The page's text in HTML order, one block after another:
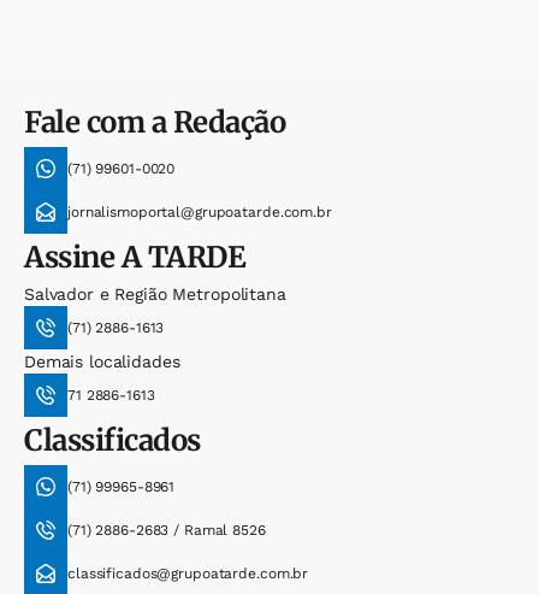
Fale com a Redação
(71) 99601-0020
jornalismoportal@grupoatarde.com.br
AssineA TARDE
Salvador e Região Metropolitana
(71) 2886-1613
Demais localidades
71 2886-1613
Classificados
(71) 99965-8961
(71) 2886-2683 / Ramal 8526
classificados@grupoatarde.com.br